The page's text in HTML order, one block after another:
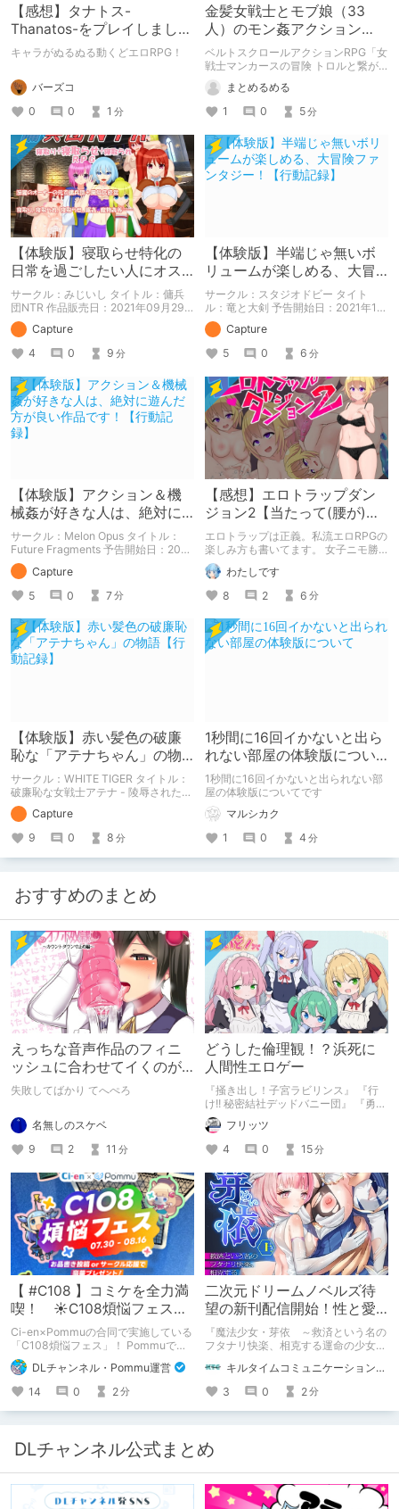
【感想】タナトス-
Thanatos-をプレイしまし
た。【ネタバレ注意】
キャラがぬるぬる動くどエロRPG！
バーズコ
0
0 1 分
金髪女戦士とモブ娘（33
人）のモン姦アクション
RPG「女戦士マンカースの
冒険 トロルと繋がれし姫
君」
ベルトスクロールアクションRPG「女
戦士マンカースの冒険 トロルと繋が
まとめるめる
1
0 5分
【体験版】寝取らせ特化の
日常を過ごしたい人にオス
スメ！【行動記録】
サークル：みじいし タイトル：傭兵
団NTR 作品販売日：2021年09月29
日 発売済みの作品の体験版の内容を
中心に紹介しているまとめ記事です。
体験版の「ネタバレ」を含んだ内容を
まとめているので、苦手な方は注意し
て下さい。
Capture
4
0 9 分
【体験版】半端じゃ無いボ
リュームが楽しめる、大冒
険ファンタジー！【行動記
録】
サークル：スタジオドビー タイト
ル：竜と大剣 予告開始日：2021年12
月11日 作品販売日：- 予告作品の体験
版の内容を中心に紹介しているまとめ
記事です。 体験版の「ネタバレ」を
含んだ内容をまとめているので、苦手
な方は注意して下さい。
Capture
5
0 6 分
【体験版】アクション＆機
械姦が好きな人は、絶対に
遊んだ方が良い作品です！
【行動記録】
サークル：Melon Opus タイトル：
Future Fragments 予告開始日：2021
年08月13日 作品販売日：- 予告作品
の体験版の内容を中心に紹介している
まとめ記事です。 体験版の「ネタバ
レ」を含んだ内容をまとめているの
で、苦手な方は注意して下さい。
Capture
5
0 7分
【感想】エロトラップダン
ジョン2【当たって(腰が)砕
けろ(意味深)なRPG】
エロトラップは正義。私流エロRPGの
楽しみ方も書いてます。 女子ニモ勝
テズさんのエロトラップダンジョン2
の感想記事です。 他にも感想記事を
書いてますので良かったらどうぞで
す！
わたしです
8
2 6 分
【体験版】赤い髪色の破廉
恥な「アテナちゃん」の物
語【行動記録】
サークル：WHITE TIGER タイトル：
破廉恥な女戦士アテナ - 陵辱された乙
女た(体験版) 予告開始日：2020年12
月09日 予告作品の体験版の内容を中
心に紹介しているまとめ記事です。
体験版の「ネタバレ」を含んだ内容を
まとめているので、苦手な方は注意し
Capture
9
0 8 分
1秒間に16回イかないと出ら
れない部屋の体験版につい
て
1秒間に16回イかないと出られない部
屋の体験版についてです
マルシカク
1
0 4 分
おすすめのまとめ
えっちな音声作品のフィニ
ッシュに合わせてイくのが
下手すぎる【失敗した話】
失敗してばかり てへぺろ
名無しのスケベ
9
2 11 分
どうした倫理観！？浜死に
人間性エロゲー
『掻き出し！子宮ラビリンス』 『行
け!! 秘密結社デッドバニー団』 『勇者
ミアとツンツン猫サキュバス ~それで
も勇者はコロせない!~』 『めいどいん
めいど！』 本記事はねくすとテーマ
「人に薦めづらいけど好きな作
品」”ではない”です。 好きだったら人
に薦めるのは当たり前だよなぁ！？
フリッツ
4
0 15分
【 #C108 】コミケを全力満
喫！ ☀C108煩悩フェス☀
Pommu版のご案内
Ci-en×Pommuの合同で実施している
「C108煩悩フェス」！ Pommuでの
参加方法について、改めてこちらでも
ご案内いたします！
DLチャンネル・Pommu運営
14
0 2分
二次元ドリームノベルズ待
望の新刊配信開始！性と愛
が渦巻く、ファンタジー官
能小説開幕！
『魔法少女・芽依 ～救済という名の
フタナリ快楽、相克する運命の少女た
ト：鳩春 一気に上・下巻が同時配
信！
キルタイムコミュニケーション（KTC）の作品を一人でも多くの人に知ってほしい人
3
0 2分
DLチャンネル公式まとめ